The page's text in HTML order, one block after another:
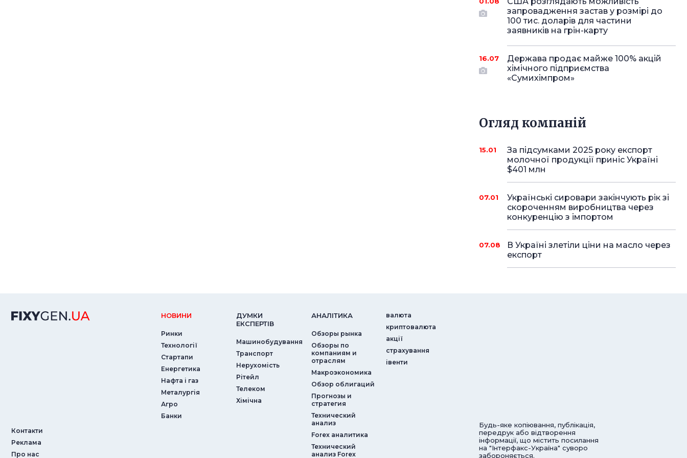
запровадження застав у розмірі до
100 тис. доларів для частини
заявників на грін-карту
16.07
Держава продає майже 100% акцій
хімічного підприємства
«Сумихімпром»
Огляд компаній
15.01
За підсумками 2025 року експорт
молочної продукції приніс Україні
$401 млн
07.01
Українські сировари закінчують рік зі
скороченням виробництва через
конкуренцію з імпортом
07.08
В Україні злетіли ціни на масло через
експорт
Контакти
Реклама
Про нас
НОВИНИ
Ринки
Технології
Стартапи
Енергетика
Нафта і газ
Металургія
Агро
Банки
ДУМКИ
ЕКСПЕРТIВ
Машинобудування
Транспорт
Нерухомість
Рітейл
Телеком
Хімічна
АНАЛIТИКА
Обзоры рынка
Обзоры по
компаниям и
отраслям
Макроэкономика
Обзор облигаций
Прогнозы и
стратегия
Технический
анализ
Forex аналитика
Технический
анализ Forex
валюта
криптовалюта
акції
страхування
iвенти
Будь-яке копіювання, публікація,
передрук або відтворення
інформації, що містить посилання
на "Інтерфакс-Україна" суворо
забороняється.